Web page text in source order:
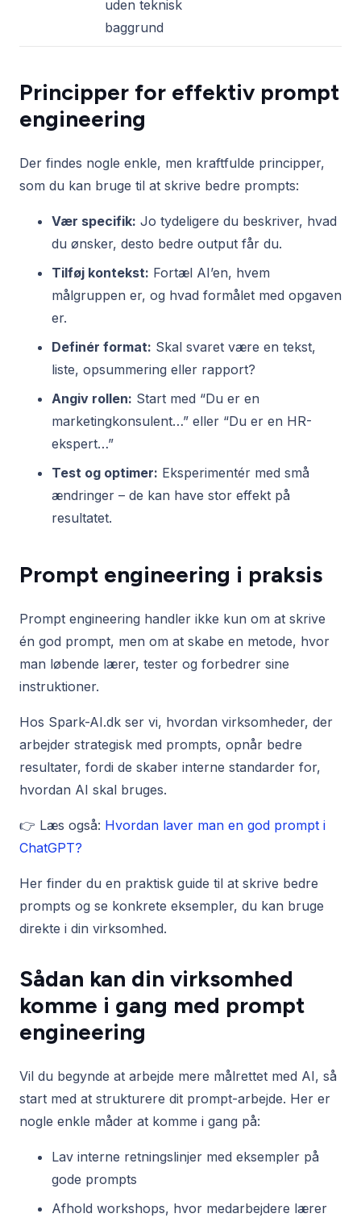
uden teknisk
baggrund
Principper for effektiv prompt
engineering
Der findes nogle enkle, men kraftfulde principper,
som du kan bruge til at skrive bedre prompts:
Vær specifik: Jo tydeligere du beskriver, hvad
du ønsker, desto bedre output får du.
Tilføj kontekst: Fortæl AI’en, hvem
målgruppen er, og hvad formålet med opgaven
er.
Definér format: Skal svaret være en tekst,
liste, opsummering eller rapport?
Angiv rollen: Start med “Du er en
marketingkonsulent…” eller “Du er en HR-
ekspert…”
Test og optimer: Eksperimentér med små
ændringer – de kan have stor effekt på
resultatet.
Prompt engineering i praksis
Prompt engineering handler ikke kun om at skrive
én god prompt, men om at skabe en metode, hvor
man løbende lærer, tester og forbedrer sine
instruktioner.
Hos Spark-AI.dk ser vi, hvordan virksomheder, der
arbejder strategisk med prompts, opnår bedre
resultater, fordi de skaber interne standarder for,
hvordan AI skal bruges.
👉 Læs også: Hvordan laver man en god prompt i
ChatGPT?
Her finder du en praktisk guide til at skrive bedre
prompts og se konkrete eksempler, du kan bruge
direkte i din virksomhed.
Sådan kan din virksomhed
komme i gang med prompt
engineering
Vil du begynde at arbejde mere målrettet med AI, så
start med at strukturere dit prompt-arbejde. Her er
nogle enkle måder at komme i gang på:
Lav interne retningslinjer med eksempler på
gode prompts
Afhold workshops, hvor medarbejdere lærer